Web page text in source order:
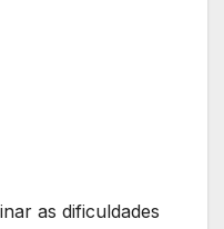
as dificuldades